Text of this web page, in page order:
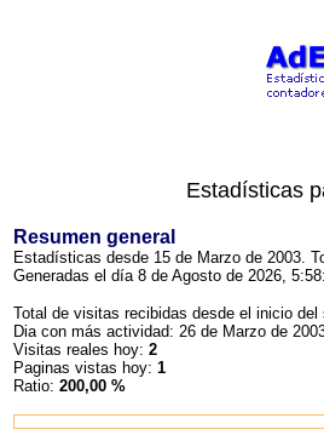
Estadísticas
Resumen general
Estadísticas desde 15 de Marzo de 2003.
Generadas el día 8 de Agosto de 2026,
Total de visitas recibidas desde el inicio del
Dia con más actividad: 26 de Marzo de
Visitas reales hoy: 2
Paginas vistas hoy: 1
Ratio: 200,00 %